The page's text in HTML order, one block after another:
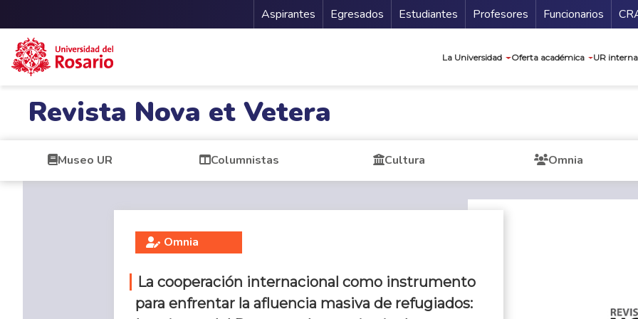
Menu Secundario
Aspirantes Egresados Estudiantes Profesores Funcionarios
La Universidad Oferta académica UR
Revista Nova et Vetera
Museo UR Columnistas Cultura Omnia
Omnia
La cooperación internacional como instrumento
para enfrentar la afluencia masiva de refugiados: